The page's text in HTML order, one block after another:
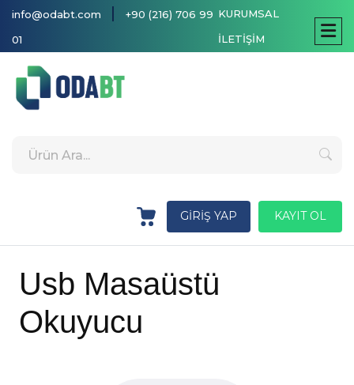
info@odabt.com |
+90 (216) 706 99
01
KURUMSAL
İLETİŞİM
GİRİŞ YAP KAYIT OL
Usb Masaüstü
Okuyucu